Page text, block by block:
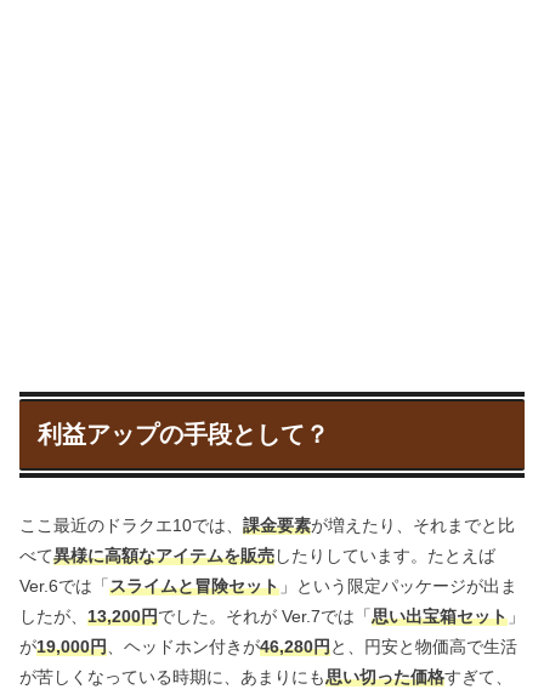
利益アップの手段として？
ここ最近のドラクエ10では、 課金要素が増えたり、それまでと比
べて異様に高額なアイテムを販売したりしています。たとえば
Ver.6では「スライムと冒険セット 」という限定パッケージが出ま
したが、 13,200円でした。それが Ver.7では「思い出宝箱セット 」
が19,000円 、ヘッドホン付きが46,280円と、円安と物価高で生活
が苦しくなっている時期に、あまりにも思い切った価格すぎて、